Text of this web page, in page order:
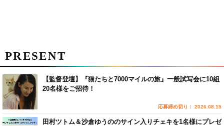
PRESENT
【監督登壇】『猫たちと7000マイルの旅』一般試写会に10組
20名様をご招待！
応募締め切り： 2026.08.15
田村ツトム＆沙倉ゆうののサイン入りチェキを1名様にプレゼ